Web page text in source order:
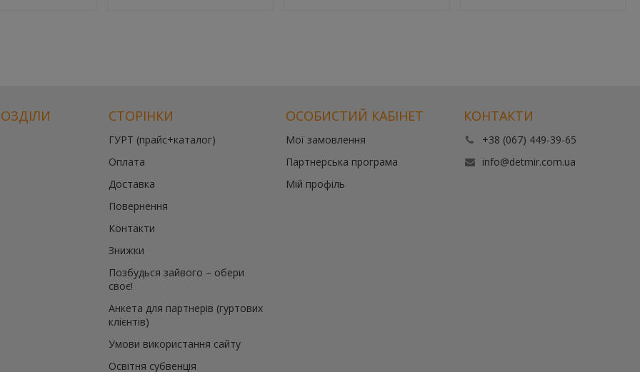
СТОРІНКИ
ГУРТ (прайс+каталог)
Оплата
Доставка
Повернення
Контакти
Знижки
Позбудься зайвого – обери
своє!
Анкета для партнерів (гуртових
клієнтів)
Умови використання сайту
Освітня субвенція
ОСОБИСТИЙ КАБІНЕТ
Мої замовлення
Партнерська програма
Мій профіль
КОНТАКТИ
+38 (067) 449-39-65
info@detmir.com.ua